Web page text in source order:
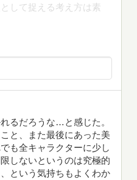
して捉える考え方は素
るだろうな…と感じた。
と、また最後にあった美
も全キャラクターに少し
しないというのは究極的
という気持ちもよくわか